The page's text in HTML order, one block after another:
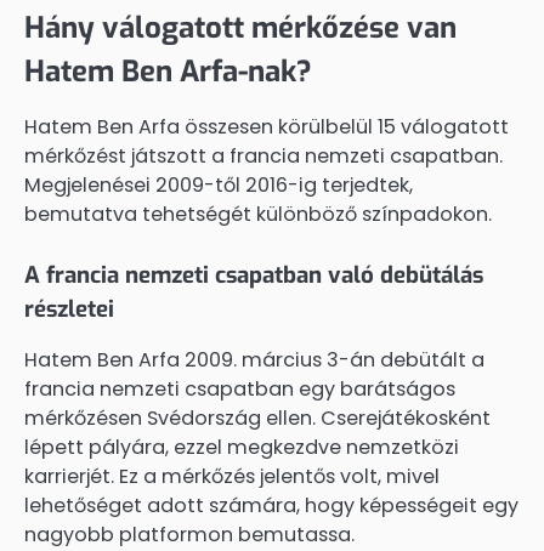
Hány válogatott mérkőzése van
Hatem Ben Arfa-nak?
Hatem Ben Arfa összesen körülbelül 15 válogatott
mérkőzést játszott a francia nemzeti csapatban.
Megjelenései 2009-től 2016-ig terjedtek,
bemutatva tehetségét különböző színpadokon.
A francia nemzeti csapatban való debütálás
részletei
Hatem Ben Arfa 2009. március 3-án debütált a
francia nemzeti csapatban egy barátságos
mérkőzésen Svédország ellen. Cserejátékosként
lépett pályára, ezzel megkezdve nemzetközi
karrierjét. Ez a mérkőzés jelentős volt, mivel
lehetőséget adott számára, hogy képességeit egy
nagyobb platformon bemutassa.